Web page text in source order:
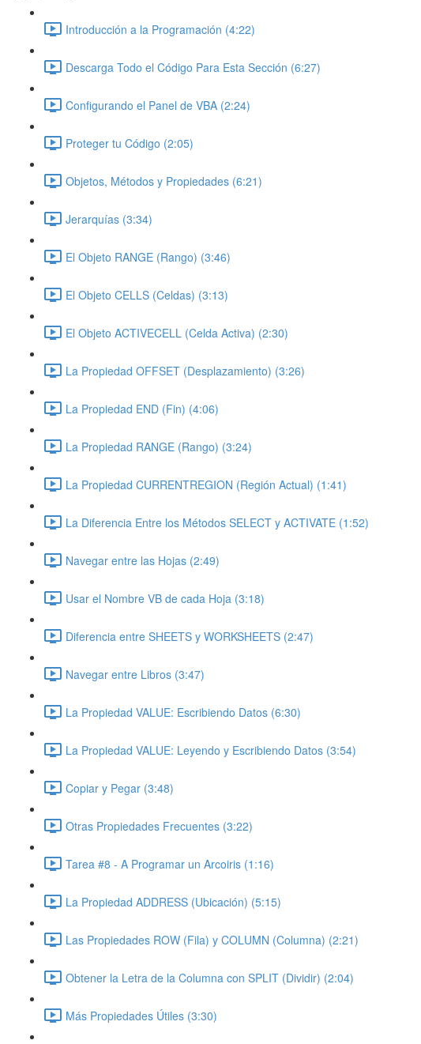
Introducción a la Programación (4:22)
Descarga Todo el Código Para Esta Sección (6:27)
Configurando el Panel de VBA (2:24)
Proteger tu Código (2:05)
Objetos, Métodos y Propiedades (6:21)
Jerarquías (3:34)
El Objeto RANGE (Rango) (3:46)
El Objeto CELLS (Celdas) (3:13)
El Objeto ACTIVECELL (Celda Activa) (2:30)
La Propiedad OFFSET (Desplazamiento) (3:26)
La Propiedad END (Fin) (4:06)
La Propiedad RANGE (Rango) (3:24)
La Propiedad CURRENTREGION (Región Actual) (1:41)
La Diferencia Entre los Métodos SELECT y ACTIVATE (1:52)
Navegar entre las Hojas (2:49)
Usar el Nombre VB de cada Hoja (3:18)
Diferencia entre SHEETS y WORKSHEETS (2:47)
Navegar entre Libros (3:47)
La Propiedad VALUE: Escribiendo Datos (6:30)
La Propiedad VALUE: Leyendo y Escribiendo Datos (3:54)
Copiar y Pegar (3:48)
Otras Propiedades Frecuentes (3:22)
Tarea #8 - A Programar un Arcoiris (1:16)
La Propiedad ADDRESS (Ubicación) (5:15)
Las Propiedades ROW (Fila) y COLUMN (Columna) (2:21)
Obtener la Letra de la Columna con SPLIT (Dividir) (2:04)
Más Propiedades Útiles (3:30)